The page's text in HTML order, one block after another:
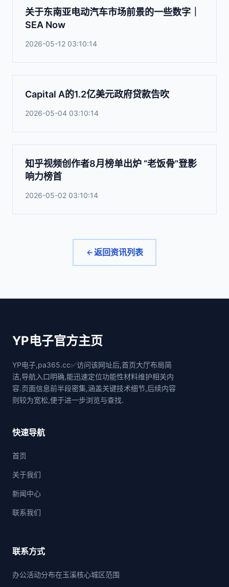
关于东南亚电动汽车市场前景的一些数字｜
SEA Now
2026-05-12 03:10:14
Capital A的1.2亿美元政府贷款告吹
2026-05-04 03:10:14
知乎视频创作者8月榜单出炉 “老饭骨”登影
响力榜首
2026-05-02 03:10:14
返回资讯列表
YP电子官方主页
YP电子,pa365.cc✅访问该网址后,首页大厅布局简
洁,导航入口明确,能迅速定位功能性材料维护相关内
容.页面信息前半段密集,涵盖关键技术细节,后续内容
则较为宽松,便于进一步浏览与查找.
快速导航
首页
关于我们
新闻中心
联系我们
联系方式
办公活动分布在玉溪核心城区范围